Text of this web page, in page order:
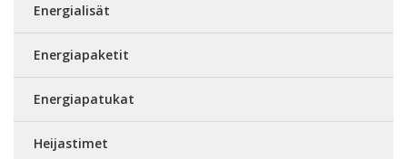
Energialisät
Energiapaketit
Energiapatukat
Heijastimet